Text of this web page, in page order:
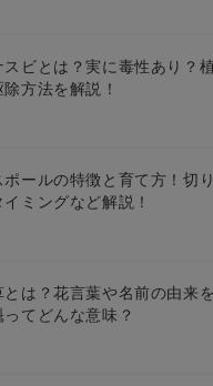
スビとは？実に毒性あり？
方法を解説！
ポールの特徴と育て方！切
ミングなど解説！
とは？花言葉や名前の由来
ってどんな意味？